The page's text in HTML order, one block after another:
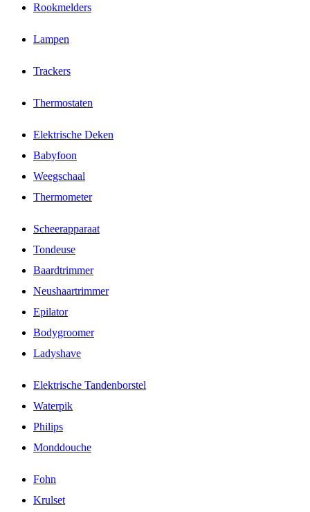
Rookmelders
Lampen
Trackers
Thermostaten
Elektrische Deken
Babyfoon
Weegschaal
Thermometer
Scheerapparaat
Tondeuse
Baardtrimmer
Neushaartrimmer
Epilator
Bodygroomer
Ladyshave
Elektrische Tandenborstel
Waterpik
Philips
Monddouche
Fohn
Krulset